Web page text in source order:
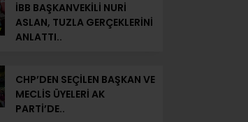
İBB BAŞKANVEKİLİ NURİ
ASLAN, TUZLA GERÇEKLERİNİ
ANLATTI..
CHP’DEN SEÇİLEN BAŞKAN VE
MECLİS ÜYELERİ AK
PARTİ’DE..